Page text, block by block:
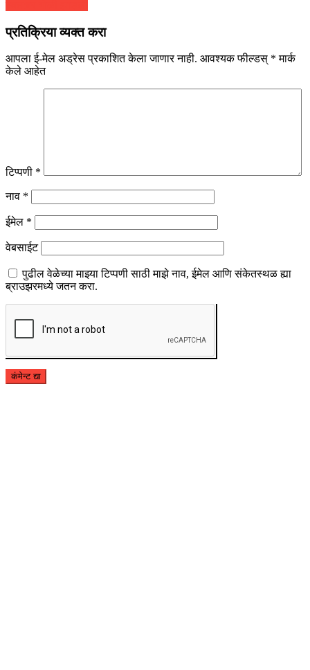
प्रतिक्रिया व्यक्त करा
आपला ई-मेल अड्रेस प्रकाशित केला जाणार नाही. आवश्यक फील्डस् * मार्क
केले आहेत
टिप्पणी *
नाव *
ईमेल *
वेबसाईट
पुढील वेळेच्या माझ्या टिप्पणी साठी माझे नाव, ईमेल आणि संकेतस्थळ ह्या
ब्राउझरमध्ये जतन करा.